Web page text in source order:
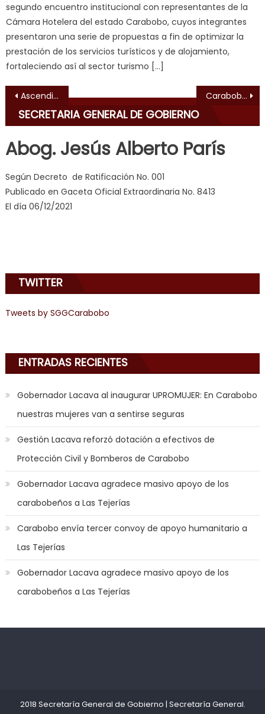
भ
ह
dancer
milf,
de
doido,
sinful
angel
anal
sex,
in
to
play
a
jerk
off
game
with
you
joi,
nana
nakamura
gets
a
bunch
gagging
segundo encuentro institucional con representantes de la
Cámara Hotelera del estado Carabobo, cuyos integrantes
presentaron una serie de propuestas a fin de optimizar la
prestación de los servicios turísticos y de alojamiento,
fortaleciendo así al sector turismo […]
Navegación de entradas
Ascendidos 580 funcionarios de la PNB en Carabobo Carabobo presente en el Festival Internacional de Teatro Progresista Venezuela
SECRETARIA GENERAL DE GOBIERNO
Abog. Jesús Alberto París
Según Decreto de Ratificación No. 001
Publicado en Gaceta Oficial Extraordinaria No. 8413
El día 06/12/2021
TWITTER
Tweets by SGGCarabobo
ENTRADAS RECIENTES
Gobernador Lacava al inaugurar UPROMUJER: En Carabobo
nuestras mujeres van a sentirse seguras
Gestión Lacava reforzó dotación a efectivos de
Protección Civil y Bomberos de Carabobo
Gobernador Lacava agradece masivo apoyo de los
carabobeños a Las Tejerías
Carabobo envía tercer convoy de apoyo humanitario a
Las Tejerías
Gobernador Lacava agradece masivo apoyo de los
carabobeños a Las Tejerías
Escort
siteler2018 Secretaría General de Gobierno | Secretaría General.